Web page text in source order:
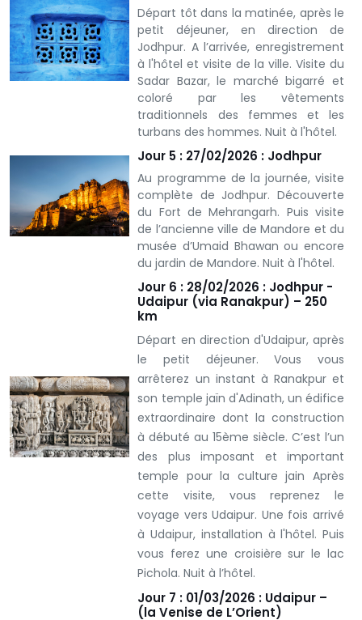
Départ tôt dans la matinée, après le
petit déjeuner, en direction de
Jodhpur. A l’arrivée, enregistrement
à l'hôtel et visite de la ville. Visite du
Sadar Bazar, le marché bigarré et
coloré par les vêtements
traditionnels des femmes et les
turbans des hommes. Nuit à l'hôtel.
Jour 5 : 27/02/2026 : Jodhpur
Au programme de la journée, visite
complète de Jodhpur. Découverte
du Fort de Mehrangarh. Puis visite
de l’ancienne ville de Mandore et du
musée d’Umaid Bhawan ou encore
du jardin de Mandore. Nuit à l'hôtel.
Jour 6 : 28/02/2026 : Jodhpur -
Udaipur (via Ranakpur) – 250
km
Départ en direction d'Udaipur, après
le petit déjeuner. Vous vous
arrêterez un instant à Ranakpur et
son temple jaïn d'Adinath, un édifice
extraordinaire dont la construction
à débuté au 15ème siècle. C’est l’un
des plus imposant et important
temple pour la culture jain Après
cette visite, vous reprenez le
voyage vers Udaipur. Une fois arrivé
à Udaipur, installation à l'hôtel. Puis
vous ferez une croisière sur le lac
Pichola. Nuit à l’hôtel.
Jour 7 : 01/03/2026 : Udaipur –
(la Venise de L’Orient)